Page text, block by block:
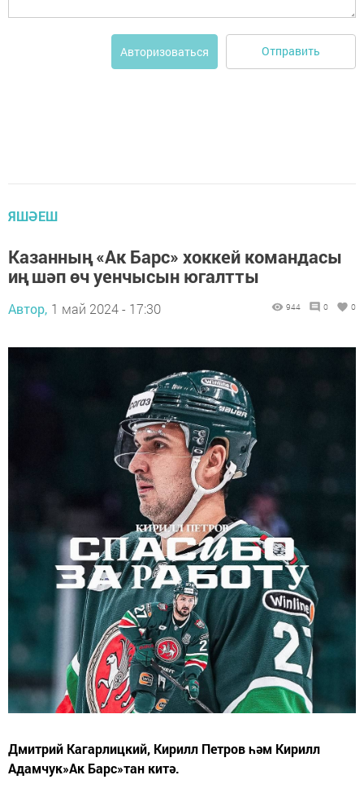
Авторизоваться Отправить
ЯШӘЕШ
Казанның «Ак Барс» хоккей командасы
иң шәп өч уенчысын югалтты
Автор, 1 май 2024 - 17:30 944 0 0
Дмитрий Кагарлицкий, Кирилл Петров һәм Кирилл
Адамчук»Ак Барс»тан китә.